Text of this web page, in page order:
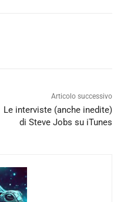
Articolo successivo
Le interviste (anche inedite)
di Steve Jobs su iTunes